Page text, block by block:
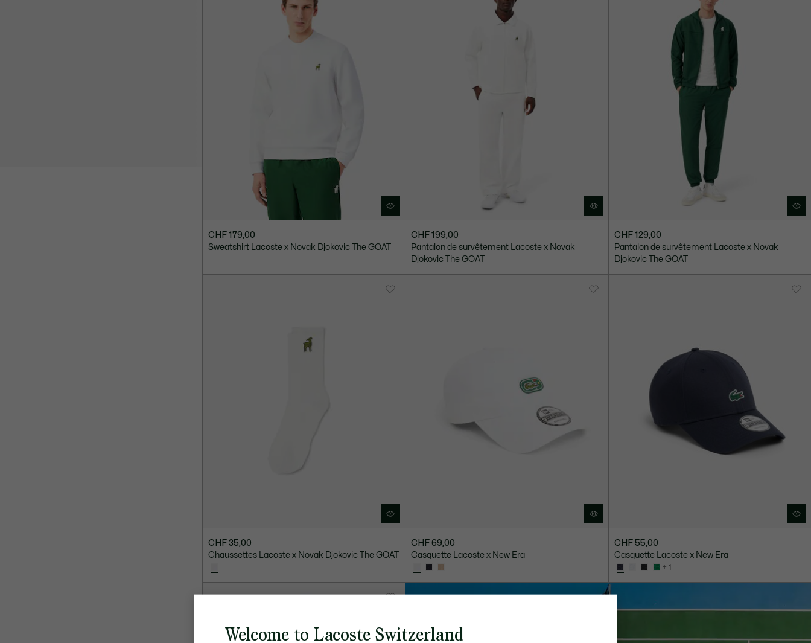
CHF 179,00
Sweatshirt Lacoste x Novak Djokovic The GOAT
CHF 199,00
Pantalon de survêtement Lacoste x Novak
Djokovic The GOAT
CHF 129,00
Pantalon de survêtement Lacoste x Novak
Djokovic The GOAT
CHF 35,00
Chaussettes Lacoste x Novak Djokovic The GOAT
CHF 69,00
Casquette Lacoste x New Era
CHF 55,00
Casquette Lacoste x New Era
+ 1
Welcome to Lacoste Switzerland